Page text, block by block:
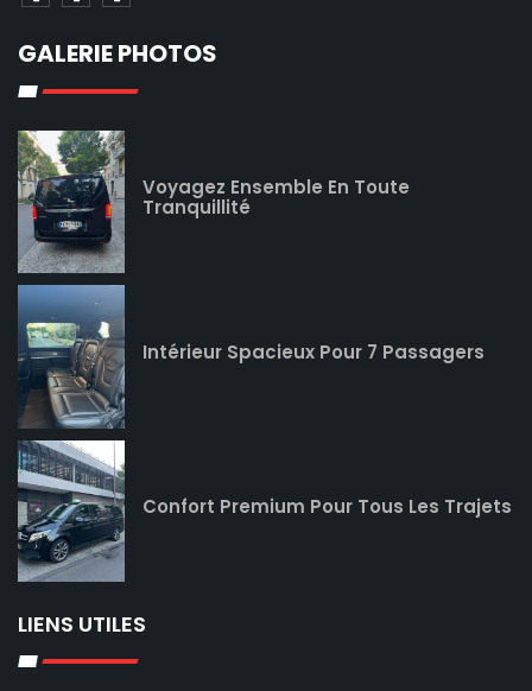
GALERIE PHOTOS
Voyagez Ensemble En Toute
Tranquillité
Intérieur Spacieux Pour 7 Passagers
Confort Premium Pour Tous Les Trajets
LIENS UTILES